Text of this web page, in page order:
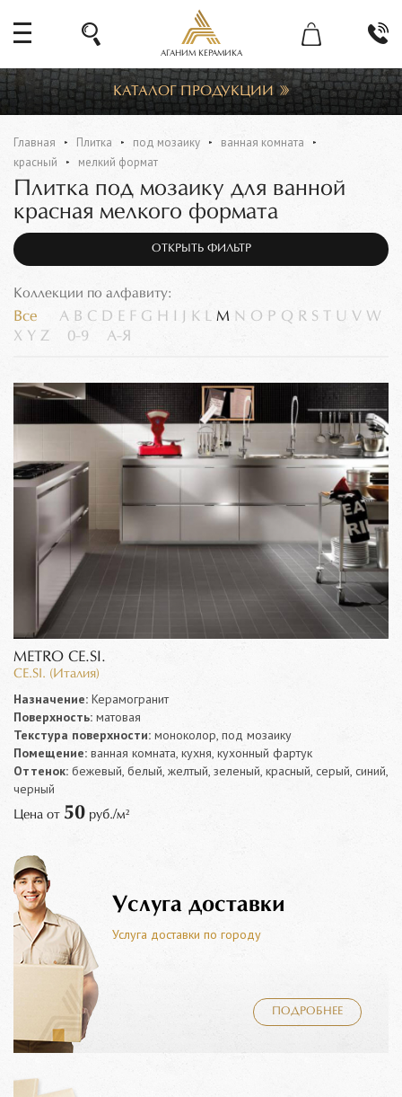
АГАНИМ КЕРАМИКА
КАТАЛОГ ПРОДУКЦИИ
Главная Плитка под мозаику
ванная комната
красный
мелкий формат
Плитка под мозаику для ванной
красная мелкого формата
ОТКРЫТЬ ФИЛЬТР
Коллекции по алфавиту:
Все A B C D E F G H K L M N O P Q R S U V W
X Y Z 0-9 А-Я
METRO CE.SI.
CE.SI. (Италия)
Назначение: Керамогранит
Поверхность: матовая
Текстура поверхности: моноколор, под мозаику
Помещение: ванная комната, кухня, кухонный фартук
Оттенок: бежевый, белый, желтый, зеленый, красный, серый, синий,
черный
Цена от 50 руб./м²
Услуга доставки
Услуга доставки по городу
ПОДРОБНЕЕ